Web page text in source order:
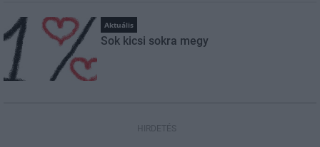
Aktuális
Sok kicsi sokra megy
HIRDETÉS